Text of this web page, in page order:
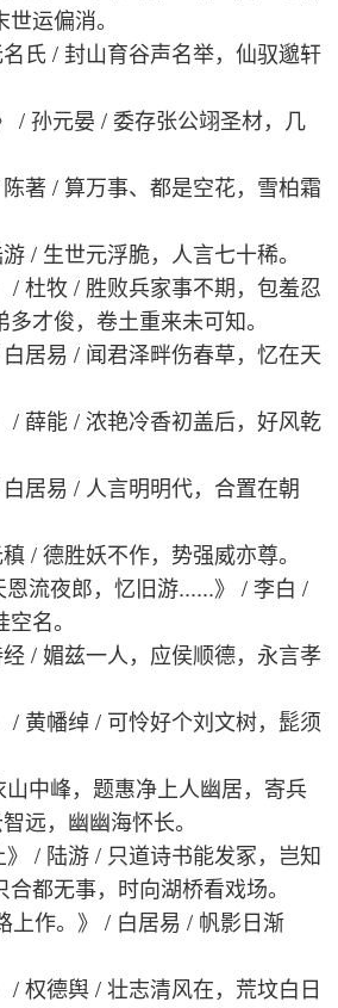
运偏消。
氏 / 封山育谷声名举，仙驭邈轩
/ 孙元晏 / 委存张公翊圣材，几
著 / 算万事、都是空花，雪柏霜
/ 生世元浮脆，人言七十稀。
/ 杜牧 / 胜败兵家事不期，包羞忍
才俊，卷土重来未可知。
居易 / 闻君泽畔伤春草，忆在天
/ 薛能 / 浓艳冷香初盖后，好风乾
居易 / 人言明明代，合置在朝
/ 德胜妖不作，势强威亦尊。
流夜郎，忆旧游......》 / 李白 /
名。
/ 媚兹一人，应侯顺德，永言孝
/ 黄幡绰 / 可怜好个刘文树，髭须
中峰，题惠净上人幽居，寄兵
远，幽幽海怀长。
/ 陆游 / 只道诗书能发冢，岂知
都无事，时向湖桥看戏场。
上作。》 / 白居易 / 帆影日渐
/ 权德舆 / 壮志清风在，荒坟白日